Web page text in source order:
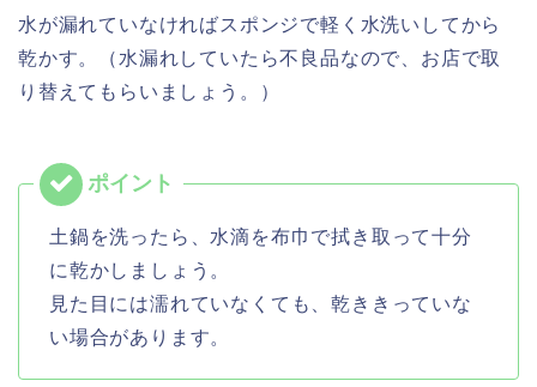
水が漏れていなければスポンジで軽く水洗いしてから
乾かす。（水漏れしていたら不良品なので、お店で取
り替えてもらいましょう。）
土鍋を洗ったら、水滴を布巾で拭き取って十分
に乾かしましょう。
見た目には濡れていなくても、乾ききっていな
い場合があります。